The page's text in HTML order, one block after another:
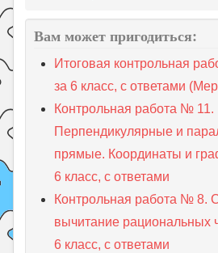
Вам может пригодиться:
Итоговая контрольная
за 6 класс, с ответами
Контрольная работа № 11.
Перпендикулярные и
прямые. Координаты и
6 класс, с ответами
Контрольная работа № 8.
вычитание рациональных
6 класс, с ответами